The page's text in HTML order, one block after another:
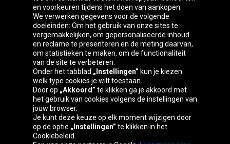
Oponeo-groep
Česká
republika
Deutschland Éire España
France Italia Magyarország Nederland
Österreich
en voorkeuren tijdens het doen van aankopen.
We verwerken gegevens voor de volgende
doeleinden: Om het gebruik van onze sites te
vergemakkelijken, om gepersonaliseerde inhoud
en reclame te presenteren en de meting daarvan,
om statistieken te maken, om de functionaliteit
van de site te verbeteren.
Onder het tabblad „Instellingen” kun je kiezen
welk type cookies je wilt toestaan.
Door op „Akkoord” te klikken ga je akkoord met
het gebruik van cookies volgens de instellingen van
jouw browser.
Je kunt deze keuze op elk moment wijzigen door
op de optie „Instellingen” te klikken in het
Cookiebeleid.